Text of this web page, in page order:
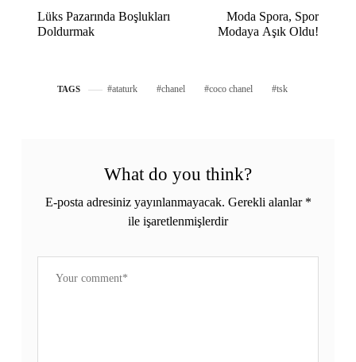
Lüks Pazarında Boşlukları
Doldurmak
Moda Spora, Spor
Modaya Aşık Oldu!
TAGS ataturk chanel coco chanel tsk
What do you think?
E-posta adresiniz yayınlanmayacak. Gerekli alanlar *
ile işaretlenmişlerdir